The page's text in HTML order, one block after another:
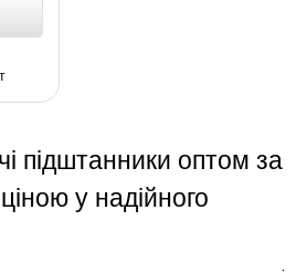
підштанники оптом за
у надійного